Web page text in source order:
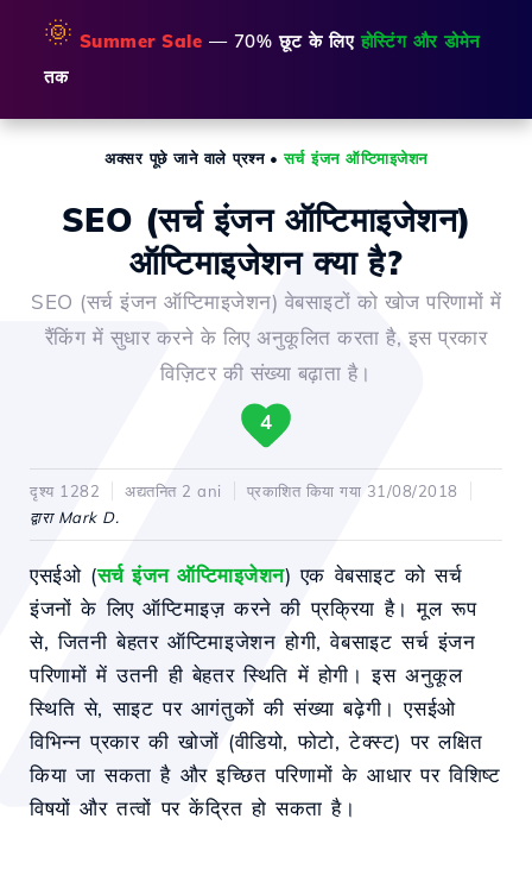
🌞 Summer Sale — 70% छूट के लिएहोस्टिंग और डोमेन
तक
अक्सर पूछे जाने वाले प्रश्न•सर्च इंजन ऑप्टिमाइजेशन
SEO (सर्च इंजन ऑप्टिमाइजेशन)
ऑप्टिमाइजेशन क्या है?
SEO (सर्च इंजन ऑप्टिमाइजेशन) वेबसाइटों को खोज परिणामों में
रैंकिंग में सुधार करने के लिए अनुकूलित करता है, इस प्रकार
विज़िटर की संख्या बढ़ाता है।
4
दृश्य 1282 अद्यतनित 2 ani
प्रकाशित किया गया 31/08/2018
द्वारा Mark D.
एसईओ (सर्च इंजन ऑप्टिमाइजेशन) एक वेबसाइट को सर्च
इंजनों के लिए ऑप्टिमाइज़ करने की प्रक्रिया है। मूल रूप
से, जितनी बेहतर ऑप्टिमाइजेशन होगी, वेबसाइट सर्च इंजन
परिणामों में उतनी ही बेहतर स्थिति में होगी। इस अनुकूल
स्थिति से, साइट पर आगंतुकों की संख्या बढ़ेगी। एसईओ
विभिन्न प्रकार की खोजों (वीडियो, फोटो, टेक्स्ट) पर लक्षित
किया जा सकता है और इच्छित परिणामों के आधार पर विशिष्ट
विषयों और तत्वों पर केंद्रित हो सकता है।